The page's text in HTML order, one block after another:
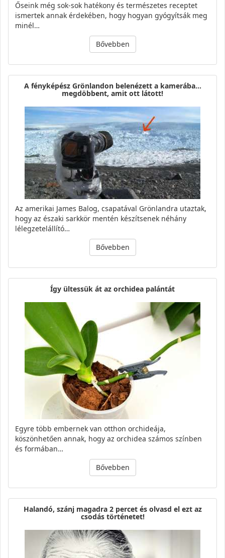
Őseink még sok-sok hatékony és természetes receptet
ismertek annak érdekében, hogy hogyan gyógyítsák meg
minél…
Bővebben
A fényképész Grönlandon belenézett a kamerába…
megdöbbent, amit ott látott!
Az amerikai James Balog, csapatával Grönlandra utaztak,
hogy az északi sarkkör mentén készítsenek néhány
lélegzetelállító…
Bővebben
Így ültessük át az orchidea palántát
Egyre több embernek van otthon orchideája,
köszönhetően annak, hogy az orchidea számos színben
és formában…
Bővebben
Halandó, szánj magadra 2 percet és olvasd el ezt az
csodás történetet!